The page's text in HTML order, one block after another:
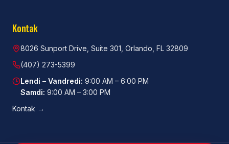
Kontak
8026 Sunport Drive, Suite 301, Orlando, FL 32809
(407) 273-5399
Lendi – Vandredi: 9:00 AM – 6:00 PM
Samdi: 9:00 AM – 3:00 PM
Kontak →